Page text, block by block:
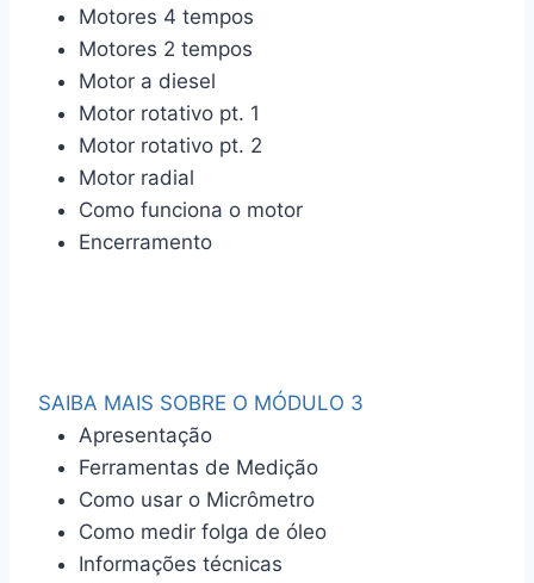
Motores 4 tempos
Motores 2 tempos
Motor a diesel
Motor rotativo pt. 1
Motor rotativo pt. 2
Motor radial
Como funciona o motor
Encerramento
SAIBA MAIS SOBRE O MÓDULO 3
Apresentação
Ferramentas de Medição
Como usar o Micrômetro
Como medir folga de óleo
Informações técnicas